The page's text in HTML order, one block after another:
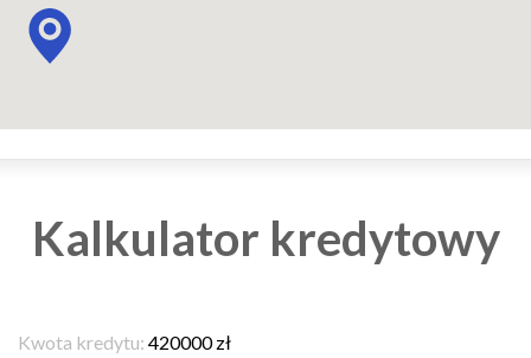
Kalkulator kredytowy
Kwota kredytu: 420000 zł